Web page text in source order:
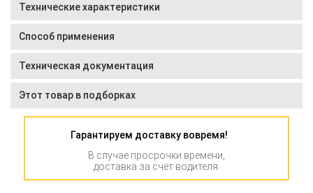
Технические характеристики
Способ применения
Техническая документация
Этот товар в подборках
Гарантируем доставку вовремя!
В случае просрочки времени,
доставка за счет водителя.